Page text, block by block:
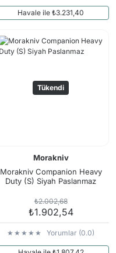
Havale ile ₺3.231,40
Tükendi
Morakniv
Morakniv Companion Heavy
Duty (S) Siyah Paslanmaz
₺2.002,68
₺1.902,54
Yorumlar (0.0)